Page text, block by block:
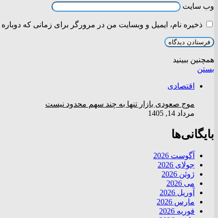
وب‌ سایت
ذخیره نام، ایمیل و وبسایت من در مرورگر برای زمانی که
همچنین ببینید
بستن
اقتصادی
موج صعودی بازار تنها به چند سهم محدود نیست
مرداد 14, 1405
بایگانی‌ها
آگوست 2026
جولای 2026
ژوئن 2026
می 2026
آوریل 2026
مارس 2026
فوریه 2026